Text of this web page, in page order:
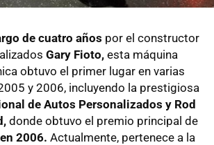
de cuatro años por el constructor
Gary Fioto, esta máquina
obtuvo el primer lugar en varias
y 2006, incluyendo la prestigiosa
de Autos Personalizados y Rod
donde obtuvo el premio principal de
2006. Actualmente, pertenece a la